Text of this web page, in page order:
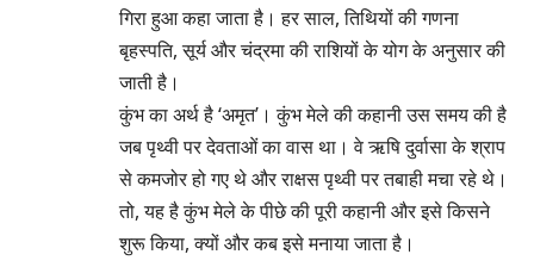
गिरा हुआ कहा जाता है। हर साल, तिथियों की गणना
बृहस्पति, सूर्य और चंद्रमा की राशियों के योग के अनुसार की
जाती है।
कुंभ का अर्थ है ‘अमृत’। कुंभ मेले की कहानी उस समय की है
जब पृथ्वी पर देवताओं का वास था। वे ऋषि दुर्वासा के श्राप
से कमजोर हो गए थे और राक्षस पृथ्वी पर तबाही मचा रहे थे।
तो, यह है कुंभ मेले के पीछे की पूरी कहानी और इसे किसने
शुरू किया, क्यों और कब इसे मनाया जाता है।